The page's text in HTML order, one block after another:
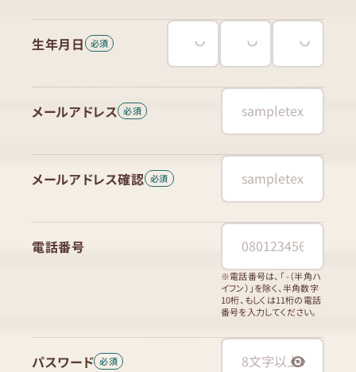
生年月日
メールアドレス
メールアドレス確認
電話番号
※電話番号は、「 -（半角ハ
イフン）」を除く、半角数字
10桁、もしくは11桁の電話
番号を入力してください。
パスワード